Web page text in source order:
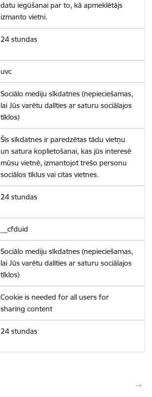
datu iegūšanai par to, kā apmeklētājs
izmanto vietni.
24 stundas
uvc
Sociālo mediju sīkdatnes (nepieciešamas,
lai Jūs varētu dalīties ar saturu sociālajos
tīklos)
Šīs sīkdatnes ir paredzētas tādu vietņu
un satura koplietošanai, kas jūs interesē
mūsu vietnē, izmantojot trešo personu
sociālos tīklus vai citas vietnes.
24 stundas
__cfduid
Sociālo mediju sīkdatnes (nepieciešamas,
lai Jūs varētu dalīties ar saturu sociālajos
tīklos)
Cookie is needed for all users for
sharing content
24 stundas